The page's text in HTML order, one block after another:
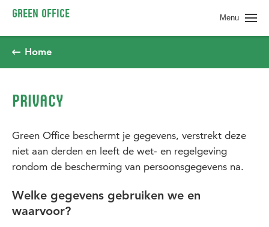
Spring naar pagina inhoud
GREEN OFFICE Menu
Home
PRIVACY
Green Office beschermt je gegevens, verstrekt deze
niet aan derden en leeft de wet- en regelgeving
rondom de bescherming van persoonsgegevens na.
Welke gegevens gebruiken we en
waarvoor?